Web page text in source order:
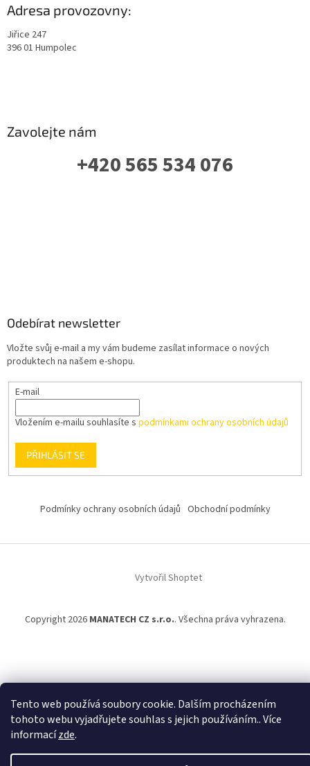
Tento web používá soubory cookie. Dalším procházením
tohoto webu vyjadřujete souhlas s jejich používáním.. Více
informacízde.
Adresa provozovny:
Jiřice 247
396 01 Humpolec
Zavolejte nám
+420 565 534 076
Odebírat newsletter
Vložte svůj e-mail a my vám budeme zasílat informace o nových
produktech na našem e-shopu.
E-mail
Vložením e-mailu souhlasíte s podmínkami ochrany osobních údajů
PŘIHLÁSIT SE
Podmínky ochrany osobních údajů Obchodní podmínky
Vytvořil Shoptet
Copyright 2026 MANATECH CZ s.r.o.. Všechna práva vyhrazena.